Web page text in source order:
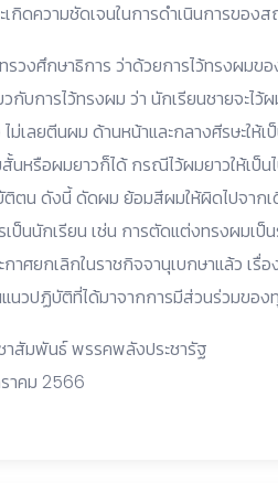
เกิดความชัดเจนในการดำเนินการของ
ทรวงศึกษาธิการ ว่าด้วยการไว้ทรงผม
กับการไว้ทรงผม ว่า นักเรียนชายจะไ
ม่เลยตีนผม ด้านหน้าและกลางศีรษะให้เ
หรือผมยาวก็ได้ กรณีไว้ผมยาวให้เป็นไ
ตน ดังนี้ ดัดผม ย้อมสีผมให้ผิดไปจากเดิ
ป็นนักเรียน เช่น การตัดแต่งทรงผมเ
าศยกเลิกในราชกิจจานุเบกษาแล้ว เ
นวปฏิบัติที่ได้มาจากการมีส่วนร่วมของ
าสัมพันธ์ พรรคพลังประชารัฐ
าคม 2566